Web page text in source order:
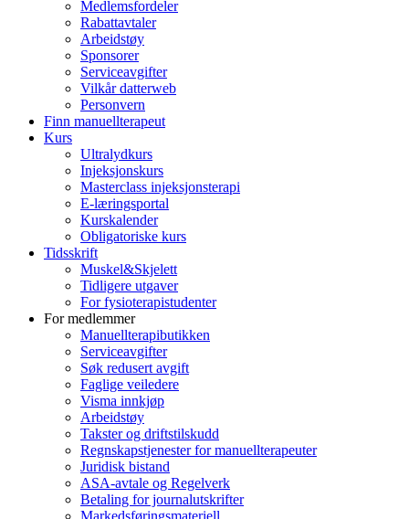
Medlemsfordeler
Rabattavtaler
Arbeidstøy
Sponsorer
Serviceavgifter
Vilkår datterweb
Personvern
Finn manuellterapeut
Kurs
Ultralydkurs
Injeksjonskurs
Masterclass injeksjonsterapi
E-læringsportal
Kurskalender
Obligatoriske kurs
Tidsskrift
Muskel&Skjelett
Tidligere utgaver
For fysioterapistudenter
For medlemmer
Manuellterapibutikken
Serviceavgifter
Søk redusert avgift
Faglige veiledere
Visma innkjøp
Arbeidstøy
Takster og driftstilskudd
Regnskapstjenester for manuellterapeuter
Juridisk bistand
ASA-avtale og Regelverk
Betaling for journalutskrifter
Markedsføringsmateriell